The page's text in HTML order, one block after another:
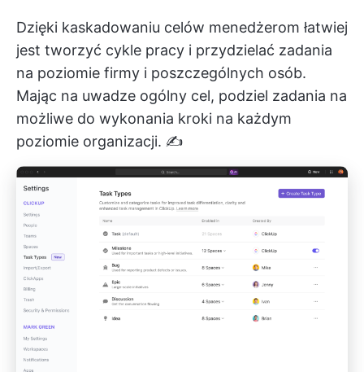
Dzięki kaskadowaniu celów menedżerom łatwiej
jest tworzyć cykle pracy i przydzielać zadania
na poziomie firmy i poszczególnych osób.
Mając na uwadze ogólny cel, podziel zadania na
możliwe do wykonania kroki na każdym
poziomie organizacji. ✍️